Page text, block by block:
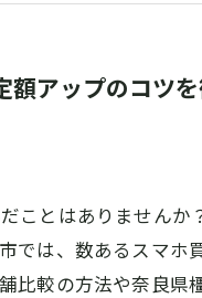
額アップのコツ
ことはありません
では、数あるスマ
比較の方法や奈良